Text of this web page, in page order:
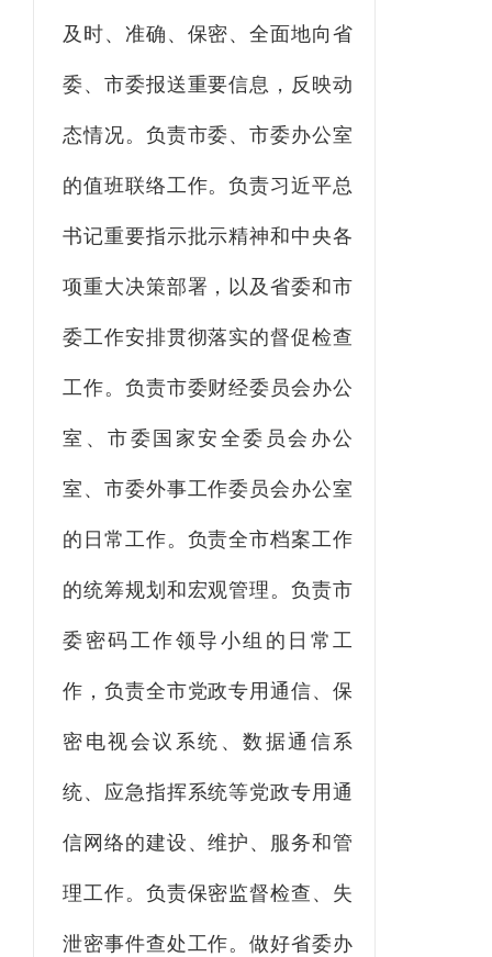
及时、准确、保密、全面地向省
委、市委报送重要信息，反映动
态情况。负责市委、市委办公室
的值班联络工作。负责习近平总
书记重要指示批示精神和中央各
项重大决策部署，以及省委和市
委工作安排贯彻落实的督促检查
工作。负责市委财经委员会办公
室、市委国家安全委员会办公
室、市委外事工作委员会办公室
的日常工作。负责全市档案工作
的统筹规划和宏观管理。负责市
委密码工作领导小组的日常工
作，负责全市党政专用通信、保
密电视会议系统、数据通信系
统、应急指挥系统等党政专用通
信网络的建设、维护、服务和管
理工作。负责保密监督检查、失
泄密事件查处工作。做好省委办